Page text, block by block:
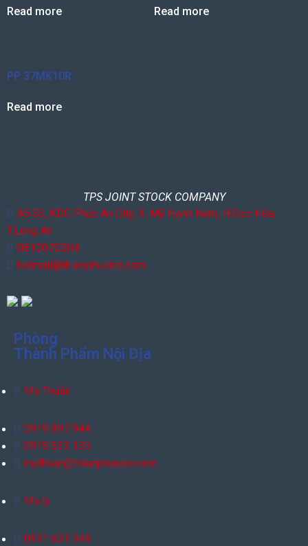
Read more Read more
PP 37MK10R
Read more
TPS JOINT STOCK COMPANY
A5.50, KDC Phúc An City, X. Mỹ Hạnh Nam, H.Đức Hòa,
T.Long An
0812072004
hotmail@thienphusico.com
Phòng
Thành Phẩm Nội Địa
Ms.Thuần
0919 897 944
0919 533 135
mythuan@thienphusico.com
Ms.ly
0911 631 949